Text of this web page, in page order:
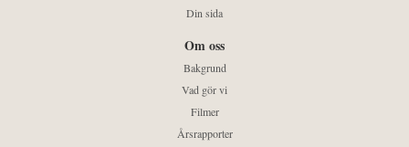
Din sida
Om oss
Bakgrund
Vad gör vi
Filmer
Årsrapporter